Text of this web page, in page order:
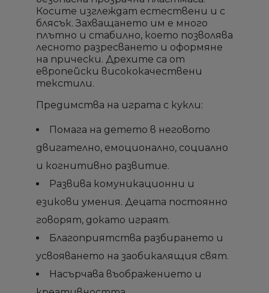
Добави към списък с
желани продукти
Създай списък
Име на списък
Sign in
Необходимо е да влезете с във Вашия профил
за да добавите продукта в списъка с желание
продукти
Добави към списък с
желани продукти
Създай списък
Име на списък
Sign in
Необходимо е да влезете с във Вашия профил
за да добавите продукта в списъка с желание
продукти
Косите изглеждат естествени и с
блясък. Захващането им е много
плътно и стабилно, което позволява
лесното разресването и оформяне
на прически. Дрехите са от
европейски висококачествени
текстили.
Предимства на играта с кукли:
Помага на детето в неговото
двигателно, емоционално, социално
и когнитивно развитие.
Развива комуникационни и
езикови умения. Децата постоянно
говорят, докато играят.
Благоприятства разбирането и
усвояването на заобикалящия свят.
Насърчава въображението и